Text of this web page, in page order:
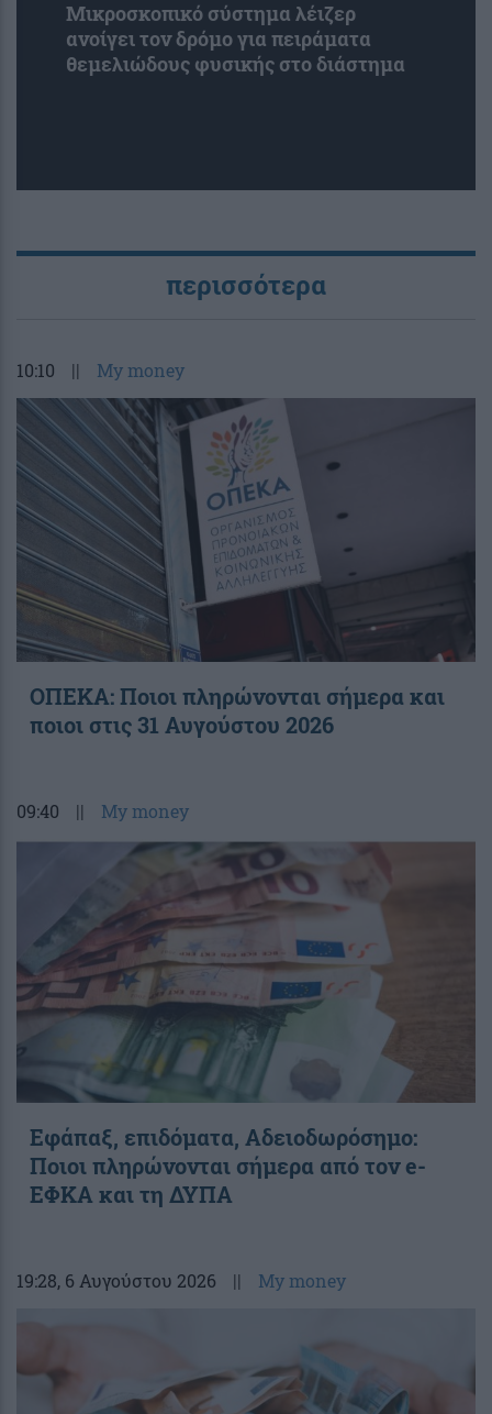
Μικροσκοπικό σύστημα λέιζερ
ανοίγει τον δρόμο για πειράματα
θεμελιώδους φυσικής στο διάστημα
περισσότερα
10:10 || My money
ΟΠΕΚΑ: Ποιοι πληρώνονται σήμερα και
ποιοι στις 31 Αυγούστου 2026
09:40 || My money
Εφάπαξ, επιδόματα, Αδειοδωρόσημο:
Ποιοι πληρώνονται σήμερα από τον e-
ΕΦΚΑ και τη ΔΥΠΑ
19:28, 6 Αυγούστου 2026 || My money